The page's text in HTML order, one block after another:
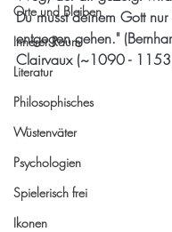
Orte und Bleiben
Innerer Raum
Literatur
Philosophisches
Wüstenväter
Psychologien
Spielerisch frei
Ikonen
Du musst deinem Gott
entgegen gehen."
Clairvaux (~1090 -